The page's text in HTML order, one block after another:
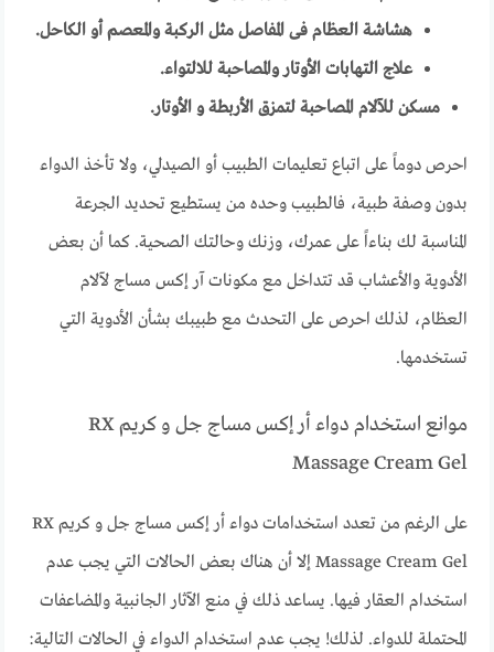
هشاشة العظام فى المفاصل مثل الركبة والمعصم أو الكاحل.
علاج التهابات الأوتار والمصاحبة للالتواء.
مسكن للآلام المصاحبة لتمزق الأربطة و الأوتار.
احرص دوماً على اتباع تعليمات الطبيب أو الصيدلي، ولا تأخذ الدواء
بدون وصفة طبية، فالطبيب وحده من يستطيع تحديد الجرعة
المناسبة لك بناءاً على عمرك، وزنك وحالتك الصحية. كما أن بعض
الأدوية والأعشاب قد تتداخل مع مكونات آر إكس مساج لآلام
العظام، لذلك احرص على التحدث مع طبيبك بشأن الأدوية التي
تستخدمها.
موانع استخدام دواء أر إكس مساج جل و كريم RX
Massage Cream Gel
على الرغم من تعدد استخدامات دواء أر إكس مساج جل و كريم RX
Massage Cream Gel إلا أن هناك بعض الحالات التي يجب عدم
استخدام العقار فيها. يساعد ذلك في منع الآثار الجانبية والمضاعفات
المحتملة للدواء. لذلك! يجب عدم استخدام الدواء في الحالات التالية: